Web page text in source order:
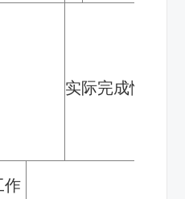
实际完成情况
作